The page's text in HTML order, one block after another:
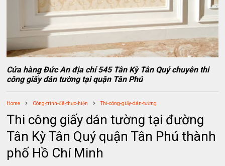
Cửa hàng Đức An địa chỉ 545 Tân Kỳ Tân Quý chuyên thi
công giấy dán tường tại quận Tân Phú
Home Công-trình-đã-thực-hiện Thi-công-giấy-dán-tường
Thi công giấy dán tường tại đường
Tân Kỳ Tân Quý quận Tân Phú thành
phố Hồ Chí Minh